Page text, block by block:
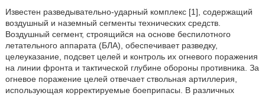
Известен разведывательно-ударный комплекс [1], содержащий
воздушный и наземный сегменты технических средств.
Воздушный сегмент, строящийся на основе беспилотного
летательного аппарата (БЛА), обеспечивает разведку,
целеуказание, подсвет целей и контроль их огневого поражения
на линии фронта и тактической глубине обороны противника. За
огневое поражение целей отвечает ствольная артиллерия,
использующая корректируемые боеприпасы. В различных